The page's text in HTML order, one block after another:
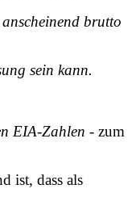
brutto
sein kann.
EIA-Zahlen - zum
ist, dass als